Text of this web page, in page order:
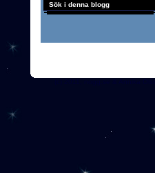
Sök i denna blogg